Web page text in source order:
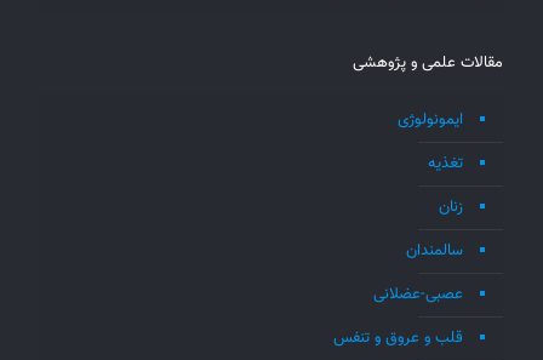
مقالات علمی و پژوهشی
ایمونولوژی
تغذیه
زنان
سالمندان
عصبی-عضلانی
قلب و عروق و تنفس